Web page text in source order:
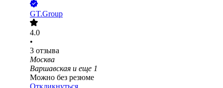
GT.Group
4.0
•
3 отзыва
Москва
Варшавская и еще 1
Можно без резюме